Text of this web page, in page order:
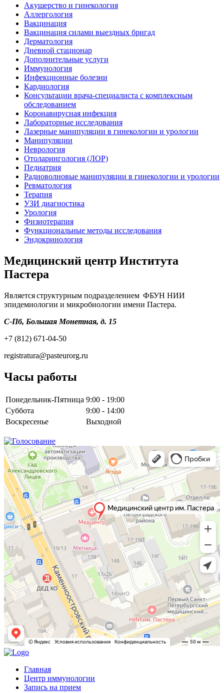
Акушерство и гинекология
Аллергология
Вакцинация
Вакцинация силами выездных бригад
Дерматология
Дневной стационар
Дополнительные услуги
Иммунология
Инфекционные болезни
Кардиология
Консультации врача-специалиста с комплексным
обследованием
Коронавирусная инфекция
Лабораторные исследования
Лазерные манипуляции в гинекологии и урологии
Манипуляции
Неврология
Отоларингология (ЛОР)
Педиатрия
Радиоволновые манипуляции в гинекологии и урологии
Ревматология
Терапия
УЗИ диагностика
Урология
Физиотерапия
Функциональные методы исследования
Эндокринология
Медицинский центр Института
Пастера
Является структурным подразделением ФБУН НИИ
эпидемиологии и микробиологии имени Пастера.
С-Пб, Большая Монетная, д. 15
+7 (812) 671-04-50
registratura@pasteurorg.ru
Часы работы
Понедельник-Пятница 9:00 - 19:00
Суббота
9:00 - 14:00
Воскресенье
Выходной
Главная
Центр иммунологии
Запись на прием